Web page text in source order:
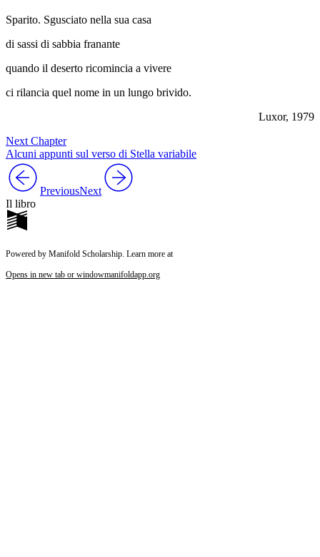
Sparito. Sgusciato nella sua casa
di sassi di sabbia franante
quando il deserto ricomincia a vivere
ci rilancia quel nome in un lungo brivido.
Luxor, 1979
Next Chapter
Alcuni appunti sul verso di Stella variabile
PreviousNext
Il libro
Powered by Manifold Scholarship. Learn more at
Opens in new tab or windowmanifoldapp.org